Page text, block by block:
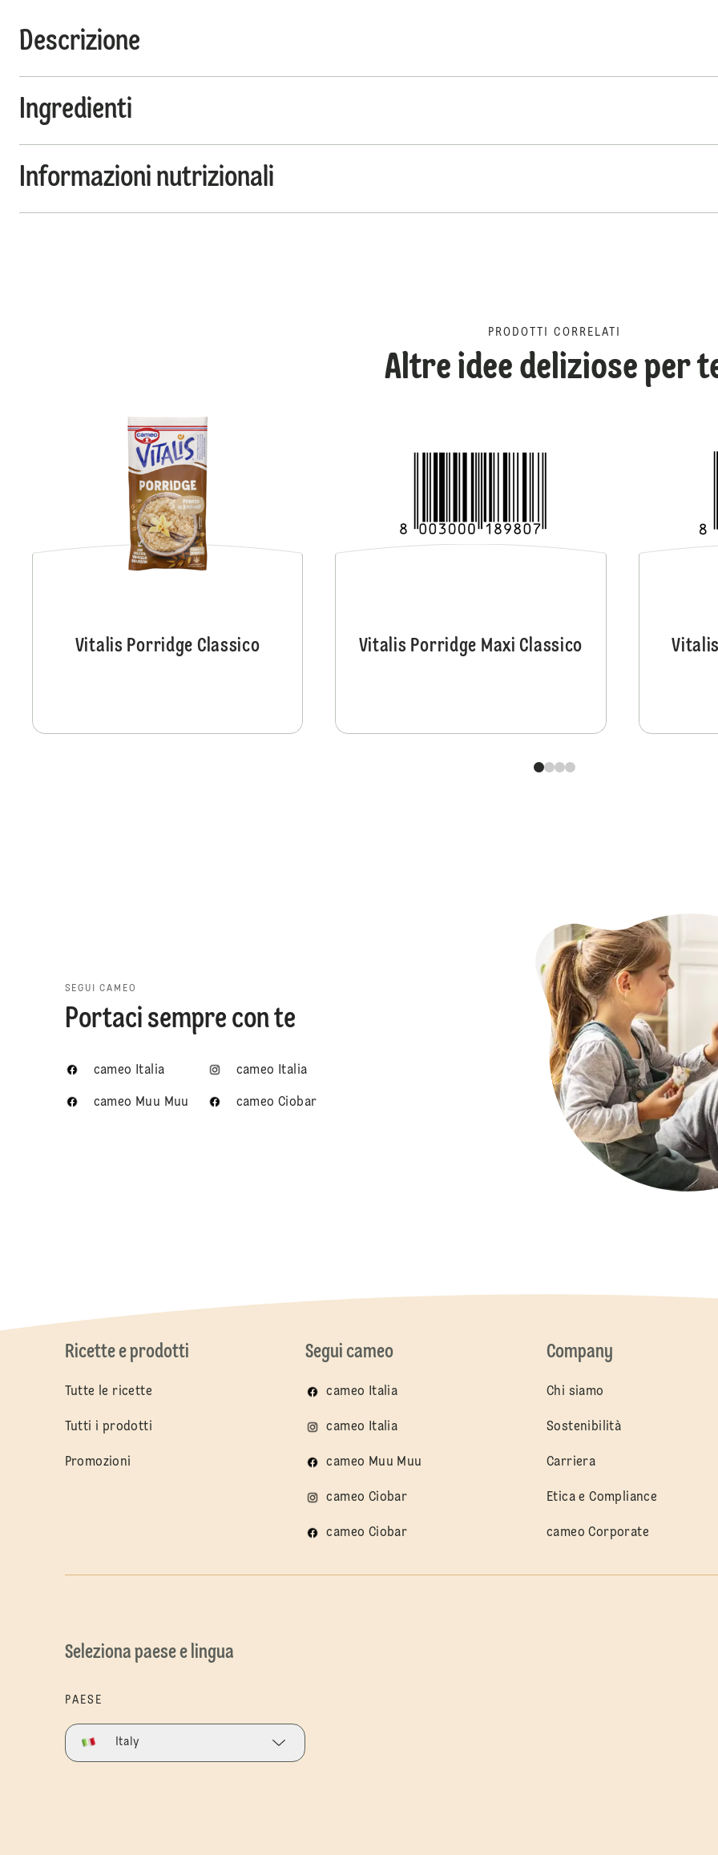
Descrizione
Ingredienti
Informazioni nutrizionali
PRODOTTI CORRELATI
Altre idee deliziose per
Vitalis Porridge Classico Vitalis Porridge Maxi Classico
SEGUI CAMEO
Portaci sempre con te
cameo Italia cameo Italia
cameo Muu Muu cameo Ciobar
Ricette e prodotti Segui cameo Company
Tutte le ricette
Tutti i prodotti
Promozioni
cameo Italia
cameo Italia
cameo Muu Muu
cameo Ciobar
cameo Ciobar
Chi siamo
Sostenibilità
Carriera
Etica e Compliance
cameo Corporate
Seleziona paese e lingua
PAESE
Italy